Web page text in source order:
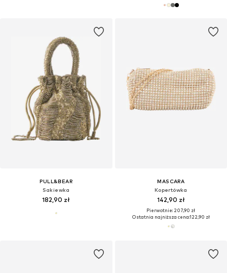
PULL&BEAR
Sakiewka
182,90 zł
MASCARA
Kopertówka
142,90 zł
Pierwotnie: 207,90 zł
Ostatnia najniższa cena:122,90 zł